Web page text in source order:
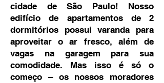
cidade de São Paulo! Nosso
edifício de apartamentos de 2
dormitórios possui varanda para
aproveitar o ar fresco, além de
vagas na garagem para sua
comodidade. Mas isso é só o
começo – os nossos moradores